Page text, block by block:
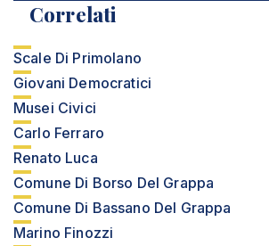
Correlati
Scale Di Primolano
Giovani Democratici
Musei Civici
Carlo Ferraro
Renato Luca
Comune Di Borso Del Grappa
Comune Di Bassano Del Grappa
Marino Finozzi